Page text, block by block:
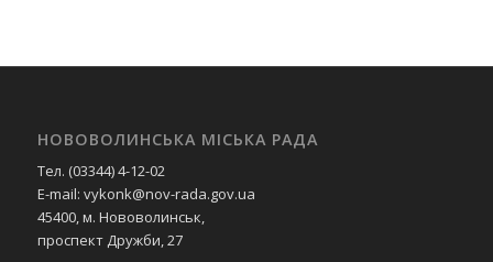
НОВОВОЛИНСЬКА МІСЬКА РАДА
Тел. (03344) 4-12-02
E-mail: vykonk@nov-rada.gov.ua
45400, м. Нововолинськ,
проспект Дружби, 27